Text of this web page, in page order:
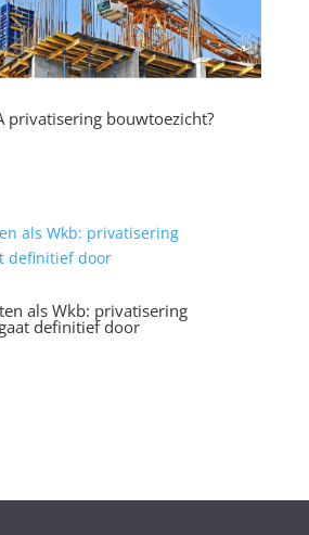
privatisering bouwtoezicht?
als Wkb: privatisering
definitief door